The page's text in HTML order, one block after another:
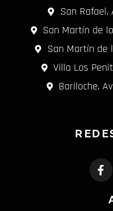
San Rafael,
San Martín de
San Martín de
Villa Los
Bariloche,
F
a
c